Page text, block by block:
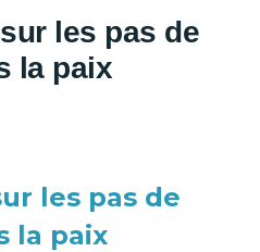
les pas de
la paix
les pas de
la paix